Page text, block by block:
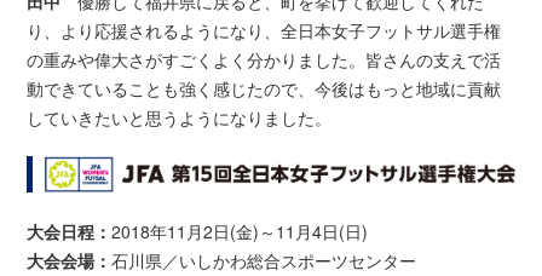
り、より応援されるようになり、全日本女子フットサル選手権
の重みや偉大さがすごくよく分かりました。皆さんの支えで活
動できていることも強く感じたので、今後はもっと地域に貢献
していきたいと思うようになりました。
大会日程：2018年11月2日(金)～11月4日(日)
大会会場：石川県／いしかわ総合スポーツセンター